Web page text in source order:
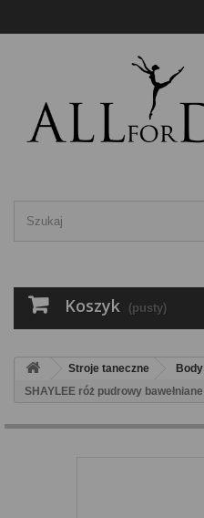
Koszyk (pusty)
Stroje taneczne Body
SHAYLEE róż pudrowy bawełniane